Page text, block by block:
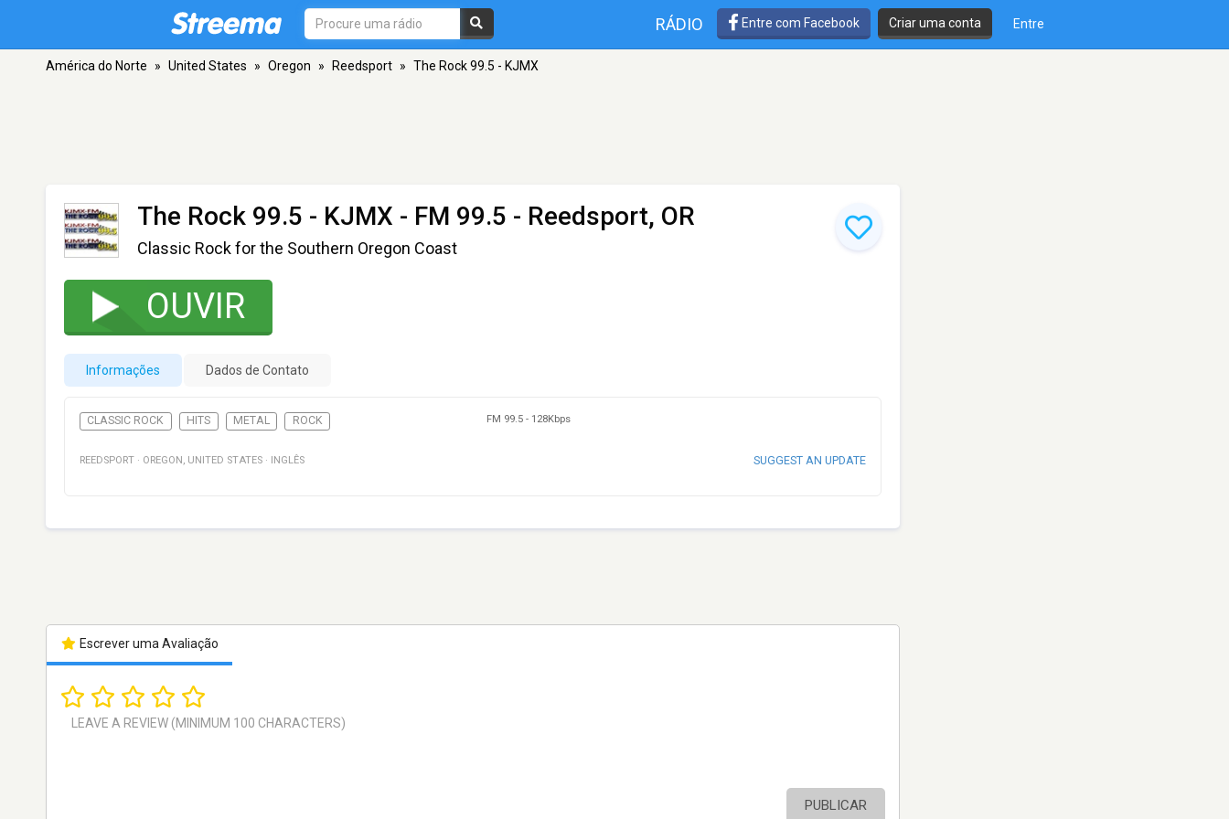
RÁDIO Entre com Facebook Criar uma conta Entre
América do Norte » United States » Oregon » Reedsport » The Rock 99.5 - KJMX
The Rock 99.5 - KJMX - FM 99.5 - Reedsport, OR
Classic Rock for the Southern Oregon Coast
OUVIR
Informações Dados de Contato
CLASSIC ROCK HITS METAL ROCK FM 99.5 - 128Kbps
REEDSPORT · OREGON , UNITED STATES · INGLÊS SUGGEST AN UPDATE
Escrever uma Avaliação
PUBLICAR